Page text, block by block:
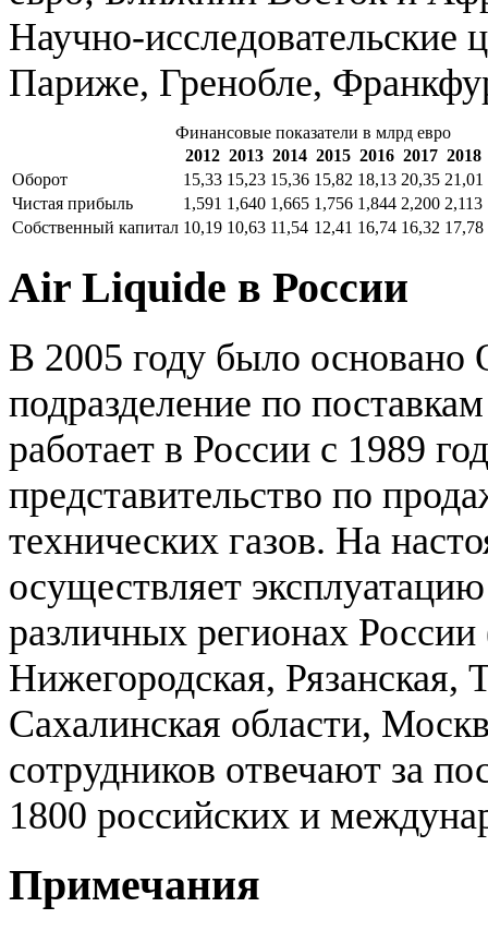
Научно-исследовательские
Париже, Гренобле,
Финансовые показатели в млрд евро
2012 2013 2014 2015 2016 2017 2018
Оборот
15,33 15,23 15,36 15,82 18,13 20,35 21,01
Чистая прибыль
1,591 1,640 1,665 1,756 1,844 2,200 2,113
Собственный капитал 10,19 10,63 11,54 12,41 16,74 16,32 17,78
Air Liquide в России
В 2005 году было
подразделение по
работает в России с 1989
представительство по
технических газов. На
осуществляет
различных регионах
Нижегородская, Рязанская,
Сахалинская области,
сотрудников отвечают за
1800 российских и
Примечания